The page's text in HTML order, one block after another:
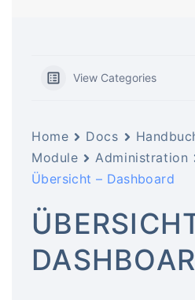
View Categories
Home Docs
Module
Administration
Übersicht – Dashboard